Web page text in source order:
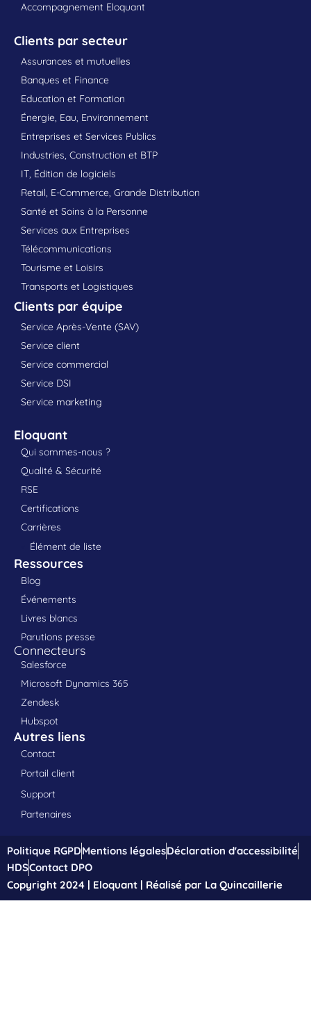
Accompagnement Eloquant
Clients par secteur
Assurances et mutuelles
Banques et Finance
Education et Formation
Énergie, Eau, Environnement
Entreprises et Services Publics
Industries, Construction et BTP
IT, Édition de logiciels
Retail, E-Commerce, Grande Distribution
Santé et Soins à la Personne
Services aux Entreprises
Télécommunications
Tourisme et Loisirs
Transports et Logistiques
Clients par équipe
Service Après-Vente (SAV)
Service client
Service commercial
Service DSI
Service marketing
Eloquant
Qui sommes-nous ?
Qualité & Sécurité
RSE
Certifications
Carrières
Élément de liste
Ressources
Blog
Événements
Livres blancs
Parutions presse
Connecteurs
Salesforce
Microsoft Dynamics 365
Zendesk
Hubspot
Autres liens
Contact
Portail client
Support
Partenaires
Politique RGPDMentions légalesDéclaration d'accessibilité
HDSContact DPO
Copyright 2024 | Eloquant | Réalisé par La Quincaillerie